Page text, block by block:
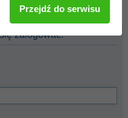
zalogować.
Przejdź do serwisu